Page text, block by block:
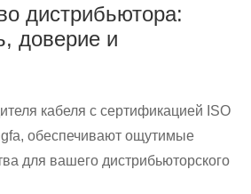
дистрибьютора:
доверие и
кабеля с сертификацией ISO
обеспечивают ощутимые
для вашего дистрибьюторского